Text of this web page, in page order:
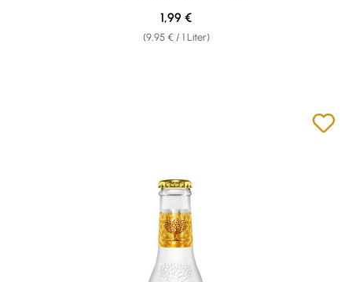
(9,95 € / 1 Liter)
Regulärer Preis:
1,99 €